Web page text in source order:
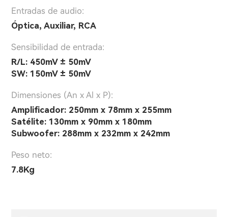
Entradas de audio:
Óptica, Auxiliar, RCA
Sensibilidad de entrada:
R/L: 450mV ± 50mV
SW: 150mV ± 50mV
Dimensiones (An x Al x P):
Amplificador: 250mm x 78mm x 255mm
Satélite: 130mm x 90mm x 180mm
Subwoofer: 288mm x 232mm x 242mm
Peso neto:
7.8Kg